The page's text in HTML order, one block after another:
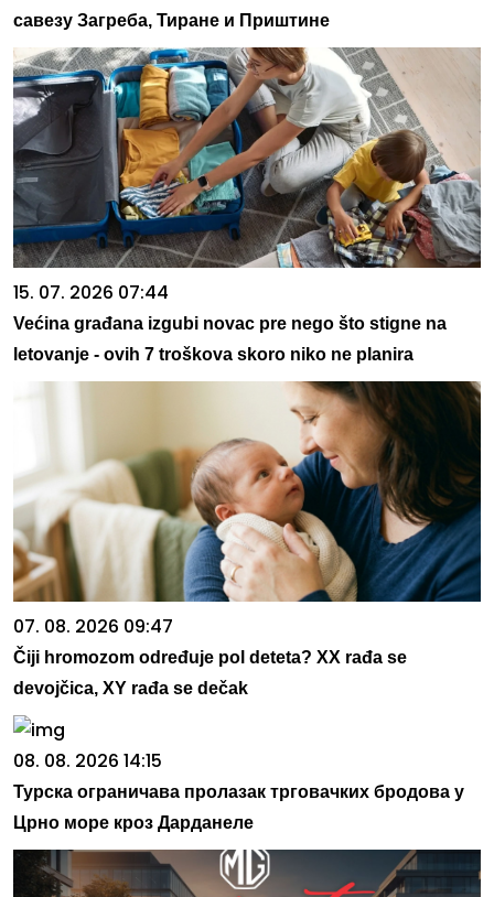
савезу Загреба, Тиране и Приштине
15. 07. 2026 07:44
Većina građana izgubi novac pre nego što stigne na
letovanje - ovih 7 troškova skoro niko ne planira
07. 08. 2026 09:47
Čiji hromozom određuje pol deteta? XX rađa se
devojčica, XY rađa se dečak
08. 08. 2026 14:15
Турска ограничава пролазак трговачких бродова у
Црно море кроз Дарданеле